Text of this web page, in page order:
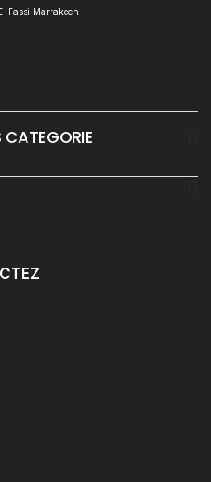
Fassi Marrakech
CATEGORIE